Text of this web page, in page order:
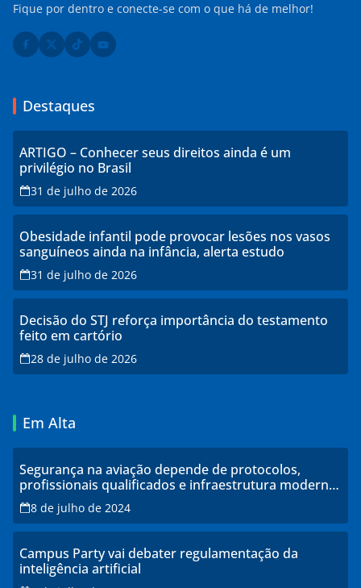
Fique por dentro e conecte-se com o que há de melhor!
Destaques
ARTIGO – Conhecer seus direitos ainda é um
privilégio no Brasil
31 de julho de 2026
Obesidade infantil pode provocar lesões nos vasos
sanguíneos ainda na infância, alerta estudo
31 de julho de 2026
Decisão do STJ reforça importância do testamento
feito em cartório
28 de julho de 2026
Em Alta
Segurança na aviação depende de protocolos,
profissionais qualificados e infraestrutura moderna,
explicam especialistas
8 de julho de 2024
Campus Party vai debater regulamentação da
inteligência artificial